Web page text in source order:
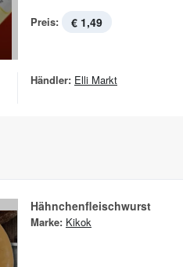
Preis: € 1,49
Händler: Elli Markt
Hähnchenfleischwurst
Marke: Kikok